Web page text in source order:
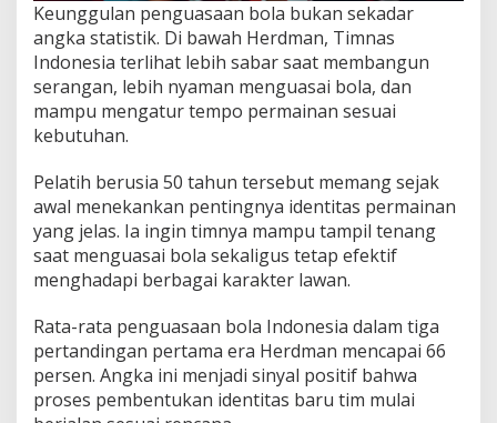
Keunggulan penguasaan bola bukan sekadar
angka statistik. Di bawah Herdman, Timnas
Indonesia terlihat lebih sabar saat membangun
serangan, lebih nyaman menguasai bola, dan
mampu mengatur tempo permainan sesuai
kebutuhan.
Pelatih berusia 50 tahun tersebut memang sejak
awal menekankan pentingnya identitas permainan
yang jelas. Ia ingin timnya mampu tampil tenang
saat menguasai bola sekaligus tetap efektif
menghadapi berbagai karakter lawan.
Rata-rata penguasaan bola Indonesia dalam tiga
pertandingan pertama era Herdman mencapai 66
persen. Angka ini menjadi sinyal positif bahwa
proses pembentukan identitas baru tim mulai